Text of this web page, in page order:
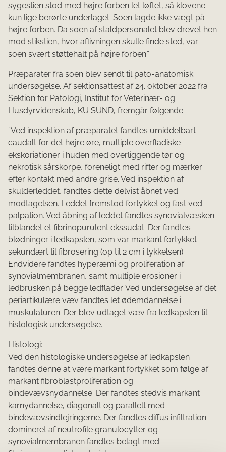
sygestien stod med højre forben let løftet, så klovene
kun lige berørte underlaget. Soen lagde ikke vægt på
højre forben. Da soen af staldpersonalet blev drevet hen
mod stikstien, hvor aflivningen skulle finde sted, var
soen svært støttehalt på højre forben.”
Præparater fra soen blev sendt til pato-anatomisk
undersøgelse. Af sektionsattest af 24. oktober 2022 fra
Sektion for Patologi, Institut for Veterinær- og
Husdyrvidenskab, KU SUND, fremgår følgende:
”Ved inspektion af præparatet fandtes umiddelbart
caudalt for det højre øre, multiple overfladiske
ekskoriationer i huden med overliggende tør og
nekrotisk sårskorpe, foreneligt med rifter og mærker
efter kontakt med andre grise. Ved inspektion af
skulderleddet, fandtes dette delvist åbnet ved
modtagelsen. Leddet fremstod fortykket og fast ved
palpation. Ved åbning af leddet fandtes synovialvæsken
tilblandet et fibrinopurulent ekssudat. Der fandtes
blødninger i ledkapslen, som var markant fortykket
sekundært til fibrosering (op til 2 cm i tykkelsen).
Endvidere fandtes hyperæmi og proliferation af
synovialmembranen, samt multiple erosioner i
ledbrusken på begge ledflader. Ved undersøgelse af det
periartikulære væv fandtes let ødemdannelse i
muskulaturen. Der blev udtaget væv fra ledkapslen til
histologisk undersøgelse.
Histologi:
Ved den histologiske undersøgelse af ledkapslen
fandtes denne at være markant fortykket som følge af
markant fibroblastproliferation og
bindevævsnydannelse. Der fandtes stedvis markant
karnydannelse, diagonalt og parallelt med
bindevævsindlejringerne. Der fandtes diffus infiltration
domineret af neutrofile granulocytter og
synovialmembranen fandtes belagt med